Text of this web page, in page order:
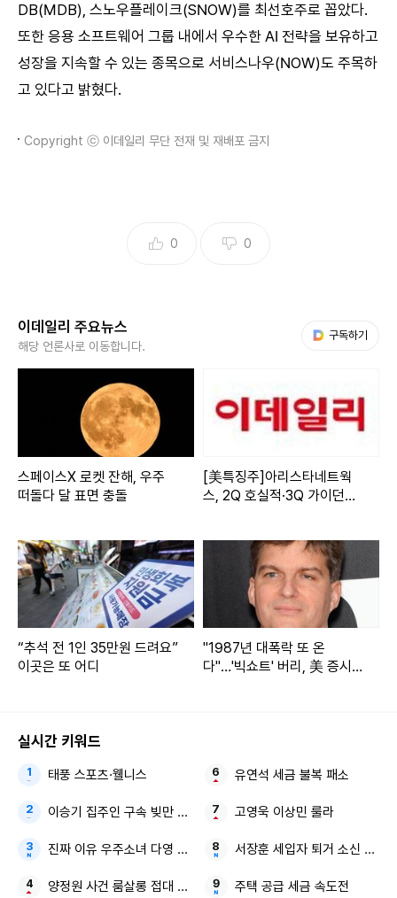
DB(MDB), 스노우플레이크(SNOW)를 최선호주로 꼽았다.
또한 응용 소프트웨어 그룹 내에서 우수한 AI 전략을 보유하고
성장을 지속할 수 있는 종목으로 서비스나우(NOW)도 주목하
고 있다고 밝혔다.
Copyright ⓒ 이데일리 무단 전재 및 재배포 금지
0 0
이데일리 주요뉴스
해당 언론사로 이동합니다.
구독하기
스페이스X 로켓 잔해, 우주
떠돌다 달 표면 충돌
[美특징주]아리스타네트웍
스, 2Q 호실적·3Q 가이던스
“추석 전 1인 35만원 드려요”
이곳은 또 어디
"1987년 대폭락 또 온
다"…'빅쇼트' 버리, 美 증시에
실시간 키워드
태풍 스포츠·웰니스
이승기 집주인 구속 빚만 73억
진짜 이유 우주소녀 다영 정형돈 한유라
양정원 사건 룸살롱 접대 전 강남서 수사팀장
유연석 세금 불복 패소
고영욱 이상민 룰라
서장훈 세입자 퇴거 소신 발언
주택 공급 세금 속도전